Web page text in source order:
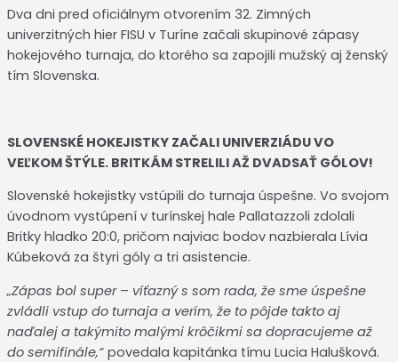
Dva dni pred oficiálnym otvorením 32. Zimných
univerzitných hier FISU v Turíne začali skupinové zápasy
hokejového turnaja, do ktorého sa zapojili mužský aj ženský
tím Slovenska.
SLOVENSKÉ HOKEJISTKY ZAČALI UNIVERZIÁDU VO
VEĽKOM ŠTÝLE. BRITKÁM STRELILI AŽ DVADSAŤ GÓLOV!
Slovenské hokejistky vstúpili do turnaja úspešne. Vo svojom
úvodnom vystúpení v turínskej hale Pallatazzoli zdolali
Britky hladko 20:0, pričom najviac bodov nazbierala Lívia
Kúbeková za štyri góly a tri asistencie.
„Zápas bol super – víťazný s som rada, že sme úspešne
zvládli vstup do turnaja a verím, že to pôjde takto aj
naďalej a takýmito malými krôčikmi sa dopracujeme až
do semifinále,“ povedala kapitánka tímu Lucia Halušková.